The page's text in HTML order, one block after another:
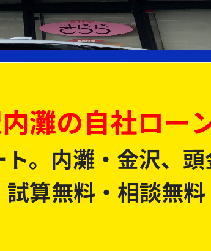
灘の自社ロー
。内灘・金沢、
算無料・相談無料